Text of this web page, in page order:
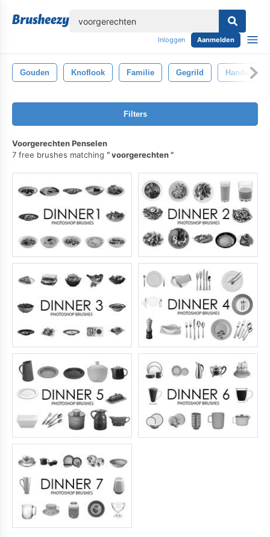
Inloggen Aanmelden
Gouden Knoflook Familie Gegrild Handen
Filters
Voorgerechten Penselen
7 free brushes matching
voorgerechten